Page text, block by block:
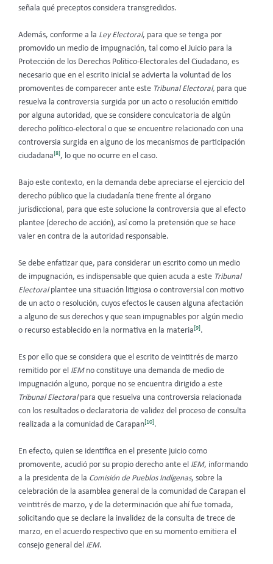
señala qué preceptos considera transgredidos.
Además, conforme a la Ley Electoral, para que se tenga por
promovido un medio de impugnación, tal como el Juicio para la
Protección de los Derechos Político-Electorales del Ciudadano, es
necesario que en el escrito inicial se advierta la voluntad de los
promoventes de comparecer ante este Tribunal Electoral, para que
resuelva la controversia surgida por un acto o resolución emitido
por alguna autoridad, que se considere conculcatoria de algún
derecho político-electoral o que se encuentre relacionado con una
controversia surgida en alguno de los mecanismos de participación
ciudadana[8], lo que no ocurre en el caso.
Bajo este contexto, en la demanda debe apreciarse el ejercicio del
derecho público que la ciudadanía tiene frente al órgano
jurisdiccional, para que este solucione la controversia que al efecto
plantee (derecho de acción), así como la pretensión que se hace
valer en contra de la autoridad responsable.
Se debe enfatizar que, para considerar un escrito como un medio
de impugnación, es indispensable que quien acuda a este Tribunal
Electoralplantee una situación litigiosa o controversial con motivo
de un acto o resolución, cuyos efectos le causen alguna afectación
a alguno de sus derechos y que sean impugnables por algún medio
o recurso establecido en la normativa en la materia[9].
Es por ello que se considera que el escrito de veintitrés de marzo
remitido por el IEM no constituye una demanda de medio de
impugnación alguno, porque no se encuentra dirigido a este
Tribunal Electoralpara que resuelva una controversia relacionada
con los resultados o declaratoria de validez del proceso de consulta
realizada a la comunidad de Carapan[10].
En efecto, quien se identifica en el presente juicio como
promovente, acudió por su propio derecho ante el IEM, informando
a la presidenta de la Comisión de Pueblos Indígenas, sobre la
celebración de la asamblea general de la comunidad de Carapan el
veintitrés de marzo, y de la determinación que ahí fue tomada,
solicitando que se declare la invalidez de la consulta de trece de
marzo, en el acuerdo respectivo que en su momento emitiera el
consejo general del IEM.